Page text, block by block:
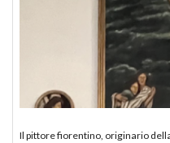
Il pittore fiorentino, originario